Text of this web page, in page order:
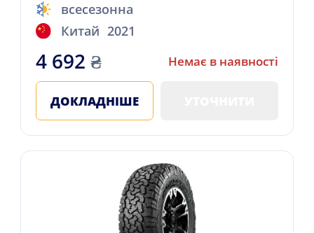
всесезонна
Китай 2021
4 692 ₴ Немає в наявності
ДОКЛАДНІШЕ